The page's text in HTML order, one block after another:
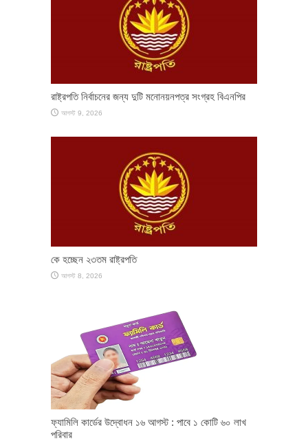
রাষ্ট্রপতি নির্বাচনের জন্য দুটি মনোনয়নপত্র সংগ্রহ বিএনপির
আগস্ট 9, 2026
কে হচ্ছেন ২৩তম রাষ্ট্রপতি
আগস্ট 8, 2026
ফ্যামিলি কার্ডের উদ্বোধন ১৬ আগস্ট : পাবে ১ কোটি ৬০ লাখ
পরিবার